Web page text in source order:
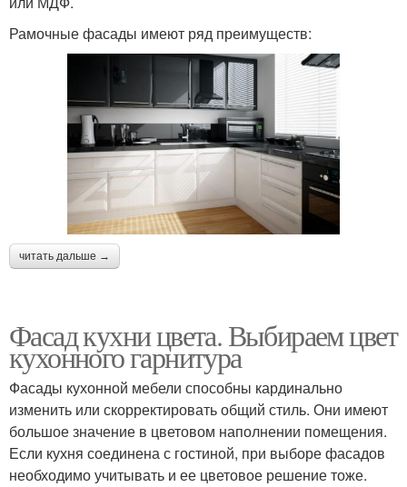
Рамочные фасады имеют ряд преимуществ:
читать дальше →
Фасад кухни цвета. Выбираем цвет
кухонного гарнитура
Фасады кухонной мебели способны кардинально
изменить или скорректировать общий стиль. Они имеют
большое значение в цветовом наполнении помещения.
Если кухня соединена с гостиной, при выборе фасадов
необходимо учитывать и ее цветовое решение тоже.